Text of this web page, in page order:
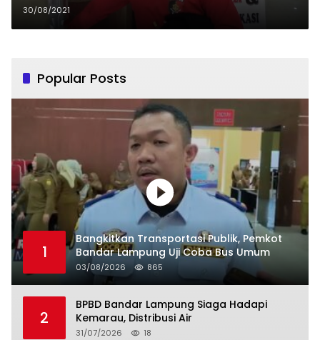
30/08/2021
Popular Posts
1
Bangkitkan Transportasi Publik, Pemkot
Bandar Lampung Uji Coba Bus Umum
03/08/2026 865
2
BPBD Bandar Lampung Siaga Hadapi
Kemarau, Distribusi Air
31/07/2026 18